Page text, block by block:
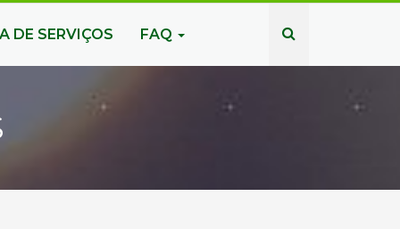
DE SERVIÇOS FAQ